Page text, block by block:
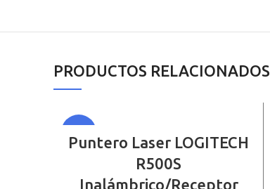
PRODUCTOS RELACIONADOS
Puntero Laser LOGITECH
R500S
Inalámbrico/Receptor